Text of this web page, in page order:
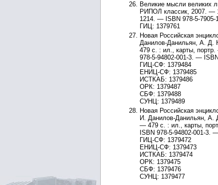
Великие мысли
РИПОЛ классик, 2007. —
1214. — ISBN 978-5-7905-
ГИЦ: 1379761
Новая Российская
Данилов-Данильян, А.
479 с. : ил., карты,
978-5-94802-001-3. —
ГИЦ-СФ: 1379484
ЕНИЦ-СФ: 1379485
ИСТКАБ: 1379486
ОРК: 1379487
СБФ: 1379488
СУНЦ: 1379489
Новая Российская
И. Данилов-Данильян,
— 479 с. : ил., карты,
ISBN 978-5-94802-001-3.
ГИЦ-СФ: 1379472
ЕНИЦ-СФ: 1379473
ИСТКАБ: 1379474
ОРК: 1379475
СБФ: 1379476
СУНЦ: 1379477